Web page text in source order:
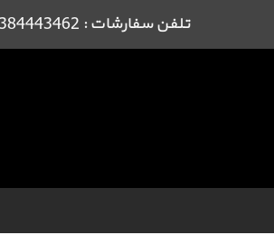
تلفن سفارشات : 09384443462 09122443462